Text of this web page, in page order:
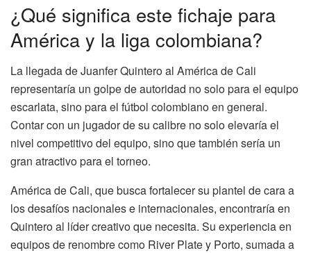
¿Qué significa este fichaje para
América y la liga colombiana?
La llegada de Juanfer Quintero al América de Cali
representaría un golpe de autoridad no solo para el equipo
escarlata, sino para el fútbol colombiano en general.
Contar con un jugador de su calibre no solo elevaría el
nivel competitivo del equipo, sino que también sería un
gran atractivo para el torneo.
América de Cali, que busca fortalecer su plantel de cara a
los desafíos nacionales e internacionales, encontraría en
Quintero al líder creativo que necesita. Su experiencia en
equipos de renombre como River Plate y Porto, sumada a